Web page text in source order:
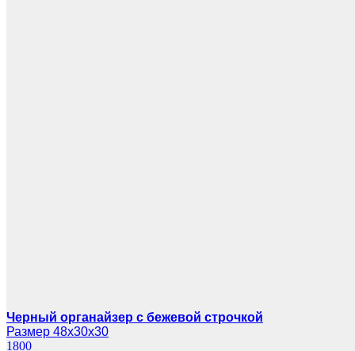
Черный органайзер с бежевой строчкой
Размер 48х30х30
1800